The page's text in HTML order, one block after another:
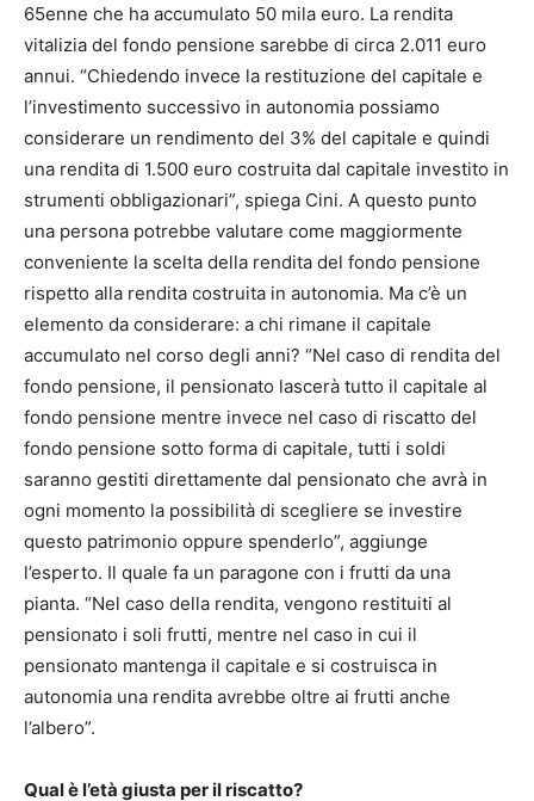
65enne che ha accumulato 50 mila euro. La rendita
vitalizia del fondo pensione sarebbe di circa 2.011 euro
annui. “Chiedendo invece la restituzione del capitale e
l’investimento successivo in autonomia possiamo
considerare un rendimento del 3% del capitale e quindi
una rendita di 1.500 euro costruita dal capitale investito in
strumenti obbligazionari”, spiega Cini. A questo punto
una persona potrebbe valutare come maggiormente
conveniente la scelta della rendita del fondo pensione
rispetto alla rendita costruita in autonomia. Ma c’è un
elemento da considerare: a chi rimane il capitale
accumulato nel corso degli anni? “Nel caso di rendita del
fondo pensione, il pensionato lascerà tutto il capitale al
fondo pensione mentre invece nel caso di riscatto del
fondo pensione sotto forma di capitale, tutti i soldi
saranno gestiti direttamente dal pensionato che avrà in
ogni momento la possibilità di scegliere se investire
questo patrimonio oppure spenderlo”, aggiunge
l’esperto. Il quale fa un paragone con i frutti da una
pianta. “Nel caso della rendita, vengono restituiti al
pensionato i soli frutti, mentre nel caso in cui il
pensionato mantenga il capitale e si costruisca in
autonomia una rendita avrebbe oltre ai frutti anche
l’albero”.
Qual è l’età giusta per il riscatto?